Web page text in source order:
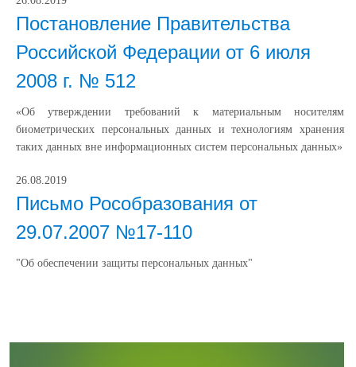
Постановление Правительства
Российской Федерации от 6 июля
2008 г. № 512
«Об утверждении требований к материальным носителям
биометрических персональных данных и технологиям хранения
таких данных вне информационных систем персональных данных»
26.08.2019
Письмо Рособразования от
29.07.2007 №17-110
"Об обеспечении защиты персональных данных"